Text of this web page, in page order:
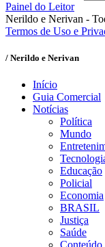
Painel do Leitor
Nerildo e Nerivan -
Termos de Uso e
/ Nerildo e Nerivan
Início
Guia Comercial
Notícias
Política
Mundo
Educação
Policial
Economia
BRASIL
Justiça
Saúde